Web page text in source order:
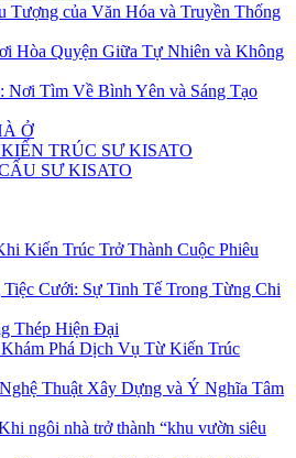
của Văn Hóa và Truyền Thống
Hòa Quyện Giữa Tự Nhiên và Không
Tìm Về Bình Yên và Sáng Tạo
Ở
TRÚC SƯ KISATO
SƯ KISATO
Kiến Trúc Trở Thành Cuộc Phiêu
Cưới: Sự Tinh Tế Trong Từng Chi
Thép Hiện Đại
Phá Dịch Vụ Từ Kiến Trúc
Thuật Xây Dựng và Ý Nghĩa Tâm
ngôi nhà trở thành “khu vườn siêu